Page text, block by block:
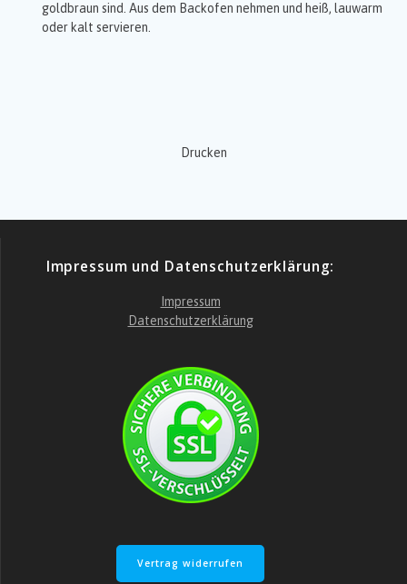
goldbraun sind. Aus dem Backofen nehmen und heiß, lauwarm
oder kalt servieren.
Drucken
Impressum und Datenschutzerklärung:
Impressum
Datenschutzerklärung
Vertrag widerrufen